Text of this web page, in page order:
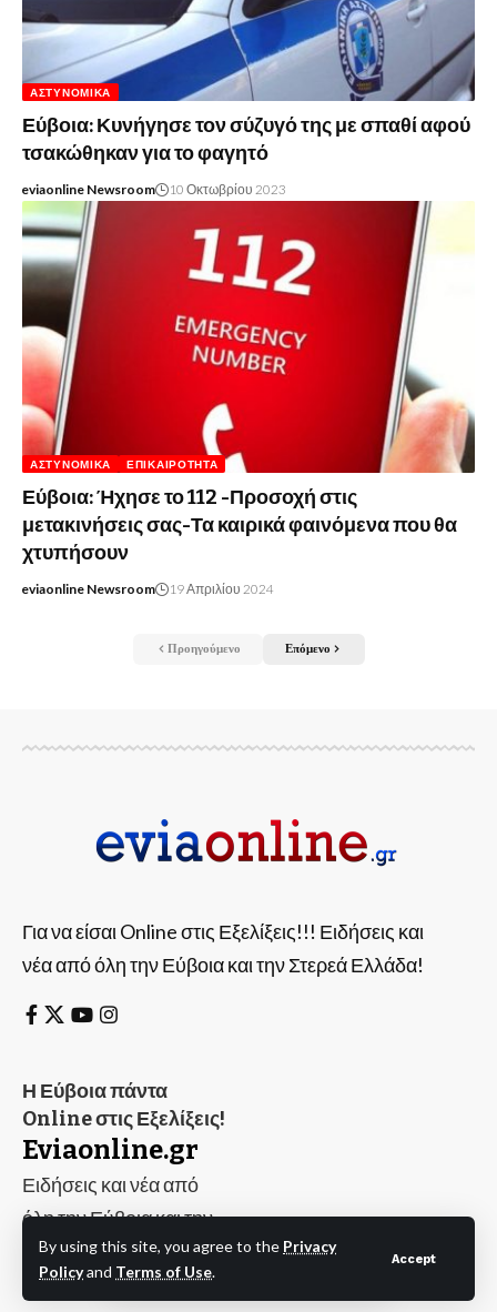
By using this site, you agree to the Privacy
Policyand Terms of Use.
Accept
ΑΣΤΥΝΟΜΙΚΆ
Εύβοια: Κυνήγησε τον σύζυγό της με σπαθί αφού
τσακώθηκαν για το φαγητό
eviaonline Newsroom 10 Οκτωβρίου 2023
ΑΣΤΥΝΟΜΙΚΆ ΕΠΙΚΑΙΡΌΤΗΤΑ
Εύβοια: Ήχησε το 112 -Προσοχή στις
μετακινήσεις σας-Τα καιρικά φαινόμενα που θα
χτυπήσουν
eviaonline Newsroom 19 Απριλίου 2024
Προηγούμενο Επόμενο
Για να είσαι Online στις Εξελίξεις!!! Ειδήσεις και
νέα από όλη την Εύβοια και την Στερεά Ελλάδα!
Η Εύβοια πάντα
Online στις Εξελίξεις!
Eviaonline.gr
Ειδήσεις και νέα από
όλη την Εύβοια και την
Στερεά Ελλάδα!Evia
Online